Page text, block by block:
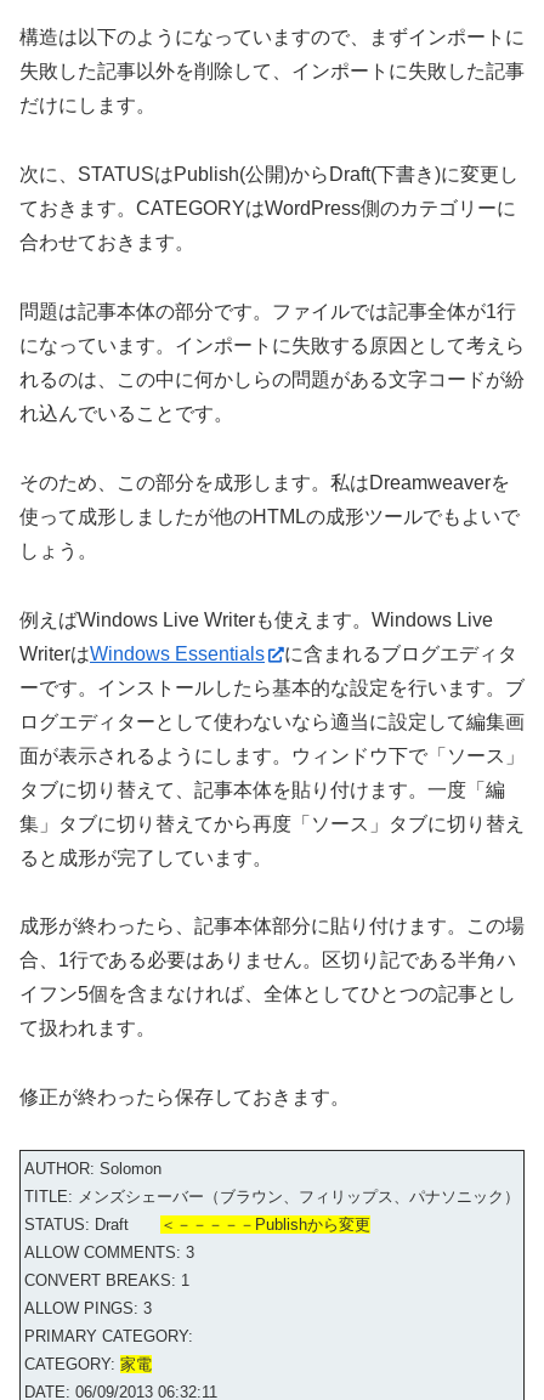
構造は以下のようになっていますので、まずインポートに
失敗した記事以外を削除して、インポートに失敗した記事
だけにします。
次に、STATUSはPublish(公開)からDraft(下書き)に変更し
ておきます。CATEGORYはWordPress側のカテゴリーに
合わせておきます。
問題は記事本体の部分です。ファイルでは記事全体が1行
になっています。インポートに失敗する原因として考えら
れるのは、この中に何かしらの問題がある文字コードが紛
れ込んでいることです。
そのため、この部分を成形します。私はDreamweaverを
使って成形しましたが他のHTMLの成形ツールでもよいで
しょう。
例えばWindows Live Writerも使えます。Windows Live
WriterはWindows Essentials
に含まれるブログエディタ
ーです。インストールしたら基本的な設定を行います。ブ
ログエディターとして使わないなら適当に設定して編集画
面が表示されるようにします。ウィンドウ下で「ソース」
タブに切り替えて、記事本体を貼り付けます。一度「編
集」タブに切り替えてから再度「ソース」タブに切り替え
ると成形が完了しています。
成形が終わったら、記事本体部分に貼り付けます。この場
合、1行である必要はありません。区切り記である半角ハ
イフン5個を含まなければ、全体としてひとつの記事とし
て扱われます。
修正が終わったら保存しておきます。
AUTHOR: Solomon
TITLE: メンズシェーバー（ブラウン、フィリップス、パナソニック）
STATUS: Draft
＜－－－－－Publishから変更
ALLOW COMMENTS: 3
CONVERT BREAKS: 1
ALLOW PINGS: 3
PRIMARY CATEGORY:
CATEGORY: 家電
DATE: 06/09/2013 06:32:11